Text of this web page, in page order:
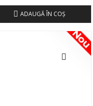
ADAUGĂ ÎN COŞ